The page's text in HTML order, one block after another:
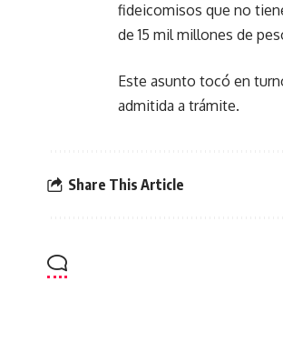
fideicomisos que no
de 15 mil millones de
Este asunto tocó en
admitida a trámite.
Share This Article